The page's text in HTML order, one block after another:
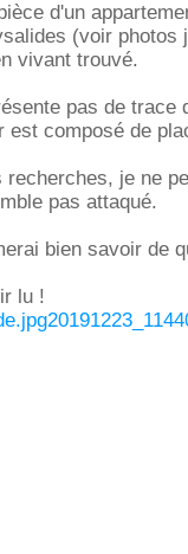
d'un
(voir photos
vivant trouvé.
pas de trace
est composé de
recherches, je ne
pas attaqué.
bien savoir de
lu !